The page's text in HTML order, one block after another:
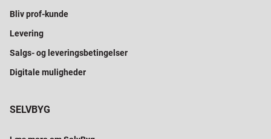
Bliv prof-kunde
Levering
Salgs- og leveringsbetingelser
Digitale muligheder
SELVBYG